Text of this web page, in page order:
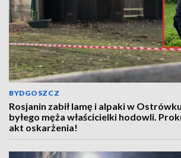
BYDGOSZCZ
Rosjanin zabił lamę i alpaki w
byłego męża właścicielki hodowli.
akt oskarżenia!